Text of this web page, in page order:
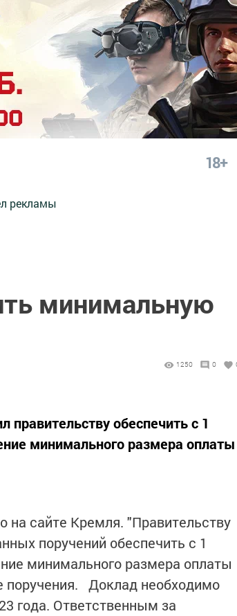
18+
рекламы
минимальную
1250 0
обеспечить с 1
минимального размера оплаты
на сайте Кремля. "Правительству
поручений обеспечить с 1
минимального размера оплаты
поручения. Доклад необходимо
года. Ответственным за